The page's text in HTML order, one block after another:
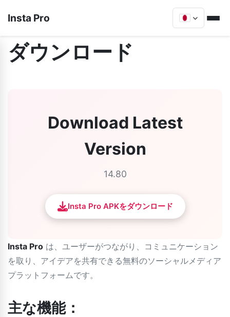
Insta Pro
ダウンロード
Download Latest
Version
14.80
Insta Pro APKをダウンロード
Insta Pro は、ユーザーがつながり、コミュニケーション
を取り、アイデアを共有できる無料のソーシャルメディア
プラットフォームです。
主な機能：